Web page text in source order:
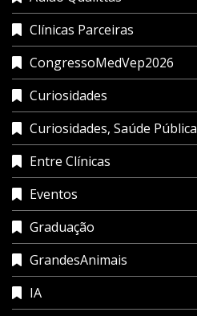
Clínicas Parceiras
CongressoMedVep2026
Curiosidades
Curiosidades, Saúde Pública
Entre Clínicas
Eventos
Graduação
GrandesAnimais
IA